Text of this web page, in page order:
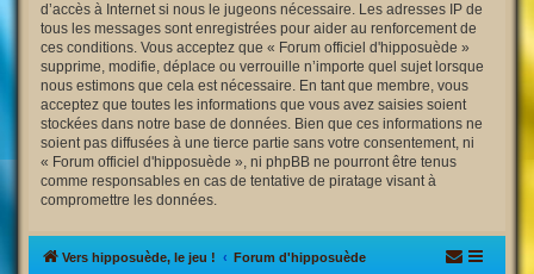
d’accès à Internet si nous le jugeons nécessaire. Les adresses IP de
tous les messages sont enregistrées pour aider au renforcement de
ces conditions. Vous acceptez que « Forum officiel d'hipposuède »
supprime, modifie, déplace ou verrouille n’importe quel sujet lorsque
nous estimons que cela est nécessaire. En tant que membre, vous
acceptez que toutes les informations que vous avez saisies soient
stockées dans notre base de données. Bien que ces informations ne
soient pas diffusées à une tierce partie sans votre consentement, ni
« Forum officiel d'hipposuède », ni phpBB ne pourront être tenus
comme responsables en cas de tentative de piratage visant à
compromettre les données.
Vers hipposuède, le jeu ! Forum d'hipposuède